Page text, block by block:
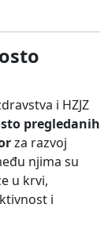
i HZJZ
pregledanih
za razvoj
njima su
u krvi,
i